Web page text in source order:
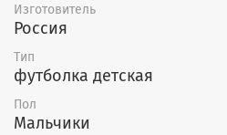
Изготовитель
Россия
Тип
футболка детская
Пол
Мальчики